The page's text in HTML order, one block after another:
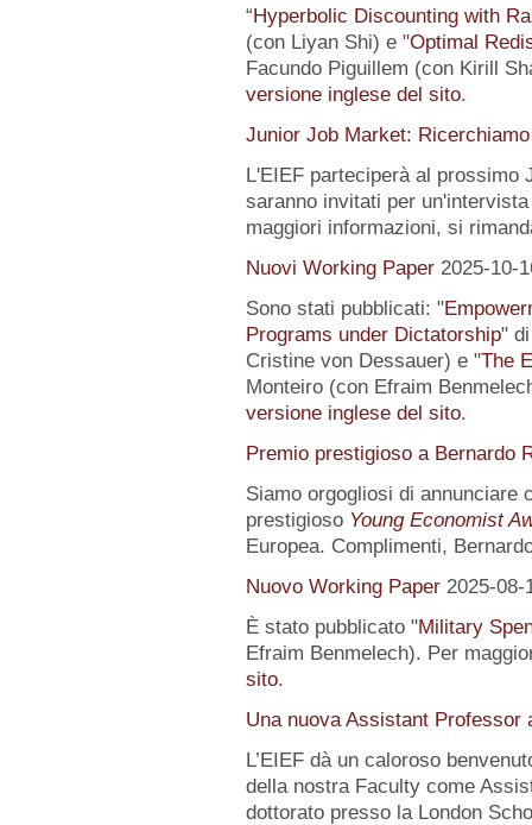
“Hyperbolic Discounting with
(con Liyan Shi) e "Optimal
Facundo Piguillem (con Kirill
versione inglese del sito.
Junior Job Market:
L'EIEF parteciperà al prossimo
saranno invitati per
maggiori informazioni, si
Nuovi Working Paper 2025-10-
Sono stati pubblicati: "
Programs under Dictatorship"
Cristine von Dessauer) e "The
Monteiro (con Efraim
versione inglese del sito.
Premio prestigioso a Bernardo
Siamo orgogliosi di annunciare
prestigioso Young Economist
Europea. Complimenti,
Nuovo Working Paper 2025-08-
È stato pubblicato "Military
Efraim Benmelech). Per
sito.
Una nuova Assistant Professor
L’EIEF dà un caloroso
della nostra Faculty come
dottorato presso la London